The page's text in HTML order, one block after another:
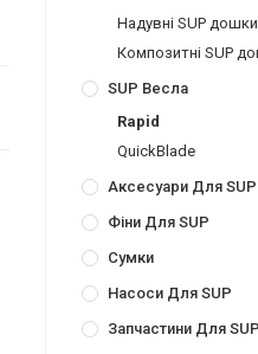
Надувні SUP дошки
Композитні SUP
SUP Весла
Rapid
QuickBlade
Аксесуари Для SUP
Фіни Для SUP
Сумки
Насоси Для SUP
Запчастини Для SUP